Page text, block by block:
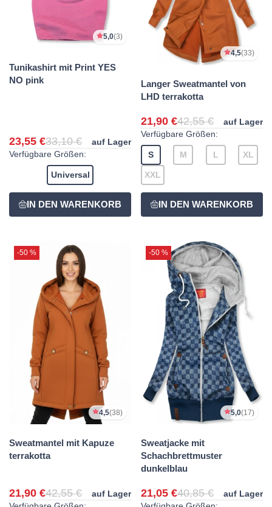
5,0(3)
Tunikashirt mit Print YES
NO pink
23,55 €33,10 €
auf Lager
Verfügbare Größen:
Universal
4,5(33)
Langer Sweatmantel von
LHD terrakotta
21,90 €42,55 €
auf Lager
Verfügbare Größen:
S M L XL
XXL
-50 %
4,5(38)
Sweatmantel mit Kapuze
terrakotta
21,90 €42,55 €
auf Lager
-50 %
5,0(17)
Sweatjacke mit
Schachbrettmuster
dunkelblau
21,05 €40,85 €
auf Lager